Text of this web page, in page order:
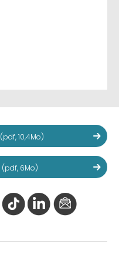
(pdf, 10,4Mo)
(pdf, 6Mo)